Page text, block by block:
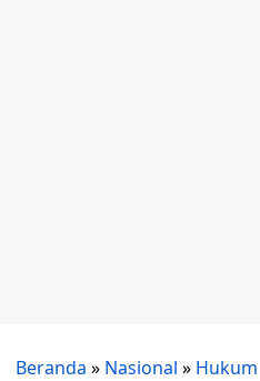
Beranda » Nasional » Hukum